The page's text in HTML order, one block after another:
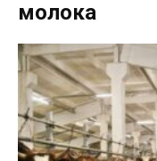
молока